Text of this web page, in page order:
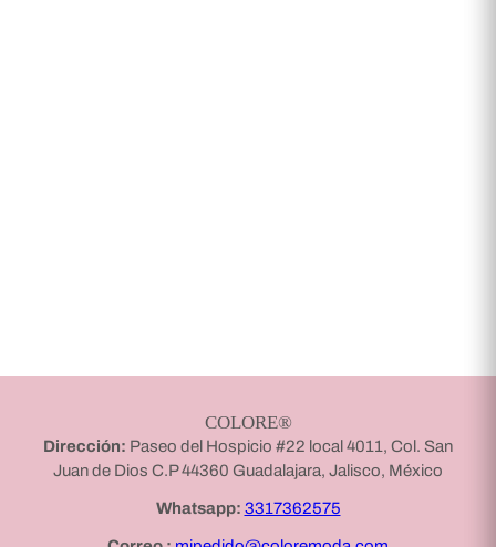
COLORE®
Dirección: Paseo del Hospicio #22 local 4011, Col. San
Juan de Dios C.P 44360 Guadalajara, Jalisco, México
Whatsapp: 3317362575